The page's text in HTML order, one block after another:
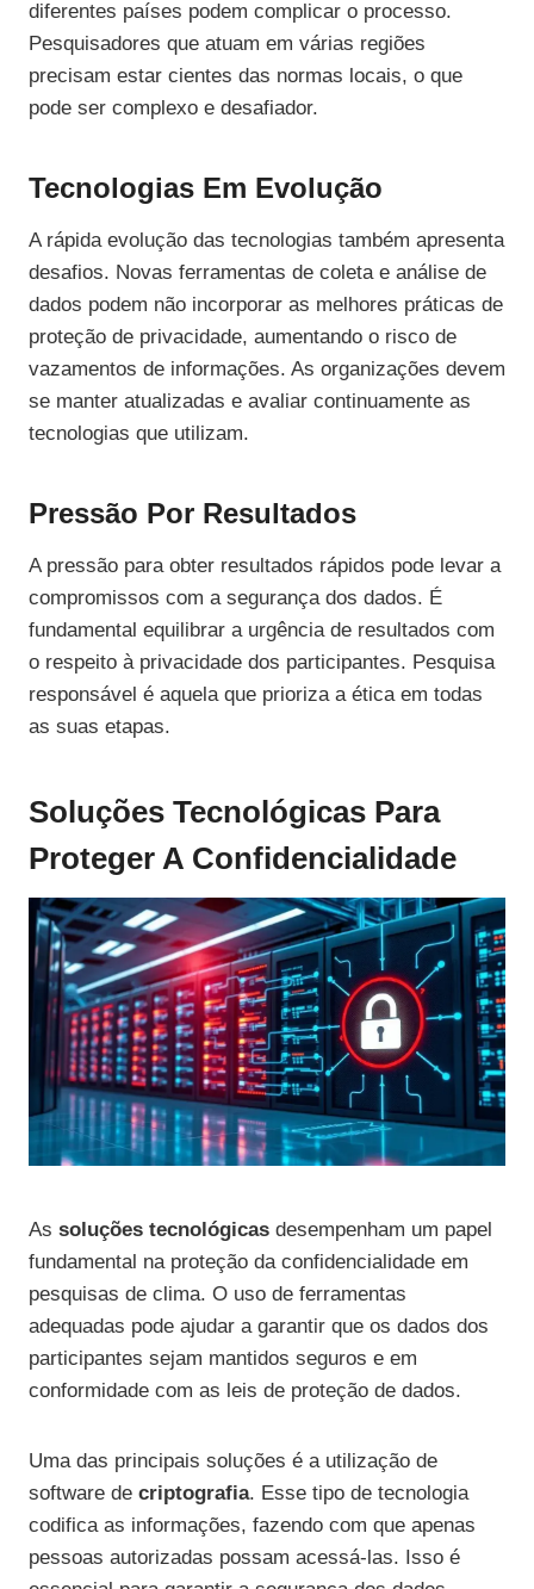
diferentes países podem complicar o processo.
Pesquisadores que atuam em várias regiões
precisam estar cientes das normas locais, o que
pode ser complexo e desafiador.
Tecnologias Em Evolução
A rápida evolução das tecnologias também apresenta
desafios. Novas ferramentas de coleta e análise de
dados podem não incorporar as melhores práticas de
proteção de privacidade, aumentando o risco de
vazamentos de informações. As organizações devem
se manter atualizadas e avaliar continuamente as
tecnologias que utilizam.
Pressão Por Resultados
A pressão para obter resultados rápidos pode levar a
compromissos com a segurança dos dados. É
fundamental equilibrar a urgência de resultados com
o respeito à privacidade dos participantes. Pesquisa
responsável é aquela que prioriza a ética em todas
as suas etapas.
Soluções Tecnológicas Para
Proteger A Confidencialidade
As soluções tecnológicas desempenham um papel
fundamental na proteção da confidencialidade em
pesquisas de clima. O uso de ferramentas
adequadas pode ajudar a garantir que os dados dos
participantes sejam mantidos seguros e em
conformidade com as leis de proteção de dados.
Uma das principais soluções é a utilização de
software de criptografia. Esse tipo de tecnologia
codifica as informações, fazendo com que apenas
pessoas autorizadas possam acessá-las. Isso é